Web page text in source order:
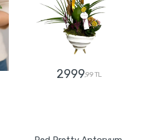
2999,99 TL